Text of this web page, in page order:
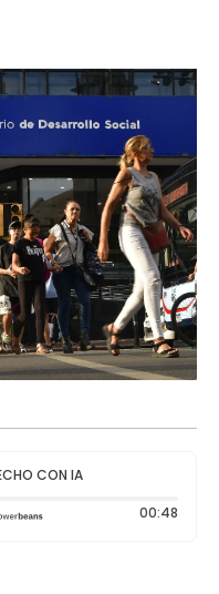
CON IA
0 segundos 00:48